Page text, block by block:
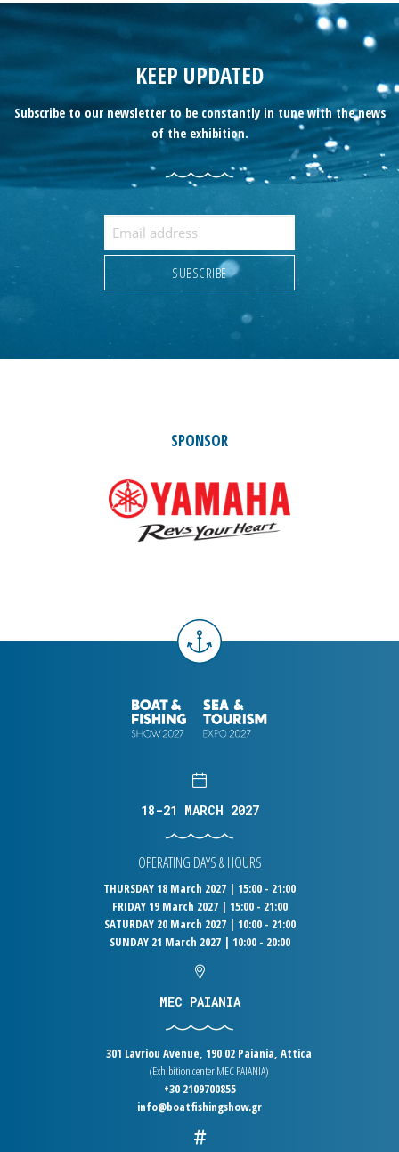
KEEP UPDATED
Subscribe to our newsletter to be constantly in tune with the news
of the exhibition.
SPONSOR
18-21 MARCH 2027
OPERATING DAYS & HOURS
THURSDAY 18 March 2027 | 15:00 - 21:00
FRIDAY 19 March 2027 | 15:00 - 21:00
SATURDAY 20 March 2027 | 10:00 - 21:00
SUNDAY 21 March 2027 | 10:00 - 20:00
MEC PAIANIA
301 Lavriou Avenue, 190 02 Paiania, Attica
(Exhibition center MEC PAIANIA)
+30 2109700855
info@boatfishingshow.gr